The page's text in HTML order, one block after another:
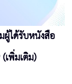
ผู้ได้รับหนังสือ
พิ่มเติม)